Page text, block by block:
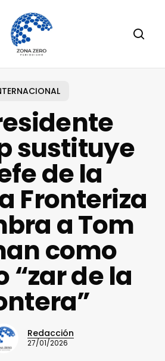
sustituye
de la
Fronteriza
a Tom
como
“zar de la
Redacción
27/01/2026